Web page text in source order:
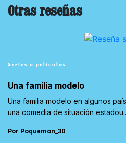
Otras reseñas
Series o películas
Una familia modelo
Una familia modelo en algunos
una comedia de situación
Por Poquemon_30